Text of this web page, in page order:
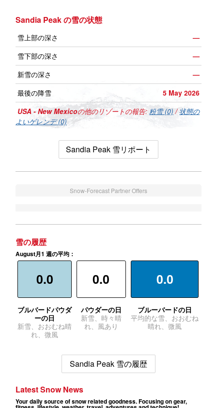
Sandia Peak の雪の状態
雪上部の深さ
—
雪下部の深さ
—
新雪の深さ
—
最後の降雪
5 May 2026
USA - New Mexicoの他のリゾートの報告: 粉雪 (0) /状態の
よいゲレンデ (0)
Sandia Peak 雪リポート
Snow-Forecast Partner Offers
雪の履歴
August月1 週の平均：
0.0
ブルバードパウダ
ーの日
新雪、おおむね晴
れ、微風
0.0
パウダーの日
新雪、時々晴
れ、風あり
0.0
ブルーバードの日
平均的な雪、おおむね
晴れ、微風
Sandia Peak 雪の履歴